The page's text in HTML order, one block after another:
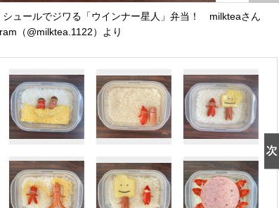
ュールでジワる「ウインナー星人」弁当！ milkteaさん
（@milktea.1122）より